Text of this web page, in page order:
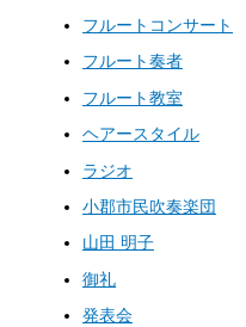
フルートコンサート
フルート奏者
フルート教室
ヘアースタイル
ラジオ
小郡市民吹奏楽団
山田 明子
御礼
発表会